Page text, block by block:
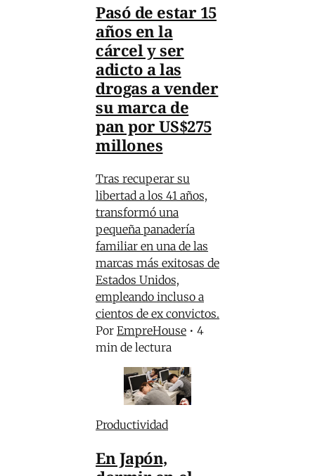
Pasó de estar 15
años en la
cárcel y ser
adicto a las
drogas a vender
su marca de
pan por US$275
millones
Tras recuperar su
libertad a los 41 años,
transformó una
pequeña panadería
familiar en una de las
marcas más exitosas de
Estados Unidos,
empleando incluso a
cientos de ex convictos.
Por EmpreHouse • 4
min de lectura
Productividad
En Japón,